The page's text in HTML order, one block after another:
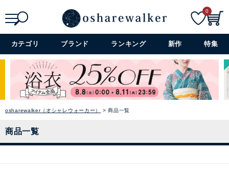
詳細検索+
0
カテゴリ ブランド ランキング 新作 特集
osharewalker（オシャレウォーカー） 商品一覧
商品一覧